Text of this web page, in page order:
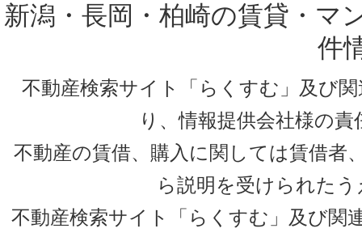
新潟・長岡・柏崎の賃貸・マ
件
不動産検索サイト「らくすむ」及び
り、情報提供会社様の
不動産の賃借、購入に関しては賃借者
ら説明を受けられた
不動産検索サイト「らくすむ」及び関